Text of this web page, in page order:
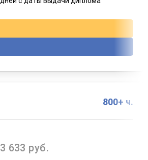
800+ ч.
633 руб.